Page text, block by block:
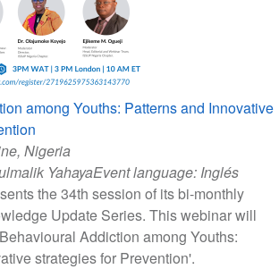
among Youths: Patterns and Innovative
Nigeria
YahayaEvent language: Inglés
the 34th session of its bi-monthly
Update Series. This webinar will
Addiction among Youths:
strategies for Prevention'.